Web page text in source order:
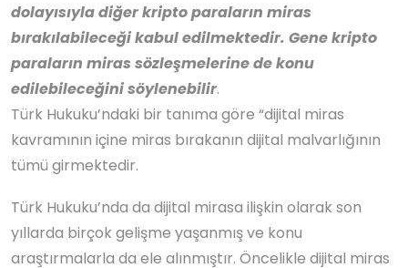
dolayısıyla diğer kripto paraların miras
bırakılabileceği kabul edilmektedir. Gene kripto
paraların miras sözleşmelerine de konu
edilebileceğini söylenebilir.
Türk Hukuku’ndaki bir tanıma göre “dijital miras
kavramının içine miras bırakanın dijital malvarlığının
tümü girmektedir.
Türk Hukuku’nda da dijital mirasa ilişkin olarak son
yıllarda birçok gelişme yaşanmış ve konu
araştırmalarla da ele alınmıştır. Öncelikle dijital miras